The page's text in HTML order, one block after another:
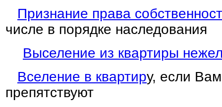
Признание права
числе в порядке наследования
Выселение из квартиры
Вселение в квартиру, если
препятствуют